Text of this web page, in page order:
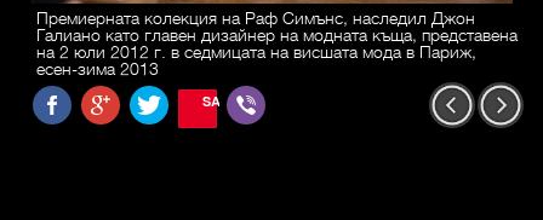
Премиерната колекция на Раф Симънс, наследил Джон
Галиано като главен дизайнер на модната къща, представена
на 2 юли 2012 г. в седмицата на висшата мода в Париж,
есен-зима 2013
SAVE